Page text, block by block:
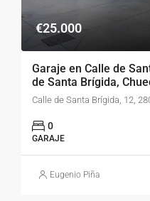
€25.000
Garaje en Calle de
de Santa Brígida,
Calle de Santa Brígida, 12,
0
GARAJE
Eugenio Piña